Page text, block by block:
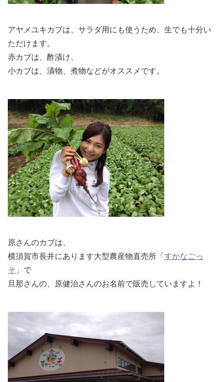
アヤメユキカブは、サラダ用にも使うため、生でも十分い
ただけます。
赤カブは、酢漬け、
小カブは、漬物、煮物などがオススメです。
原さんのカブは、
横須賀市長井にあります大型農産物直売所「すかなごっ
そ 」で
旦那さんの、原健治さんのお名前で販売していますよ！